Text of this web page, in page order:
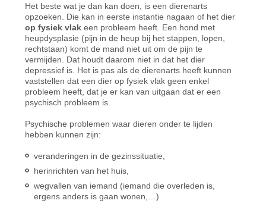
Het beste wat je dan kan doen, is een dierenarts
opzoeken. Die kan in eerste instantie nagaan of het dier
op fysiek vlak een probleem heeft. Een hond met
heupdysplasie (pijn in de heup bij het stappen, lopen,
rechtstaan) komt de mand niet uit om de pijn te
vermijden. Dat houdt daarom niet in dat het dier
depressief is. Het is pas als de dierenarts heeft kunnen
vaststellen dat een dier op fysiek vlak geen enkel
probleem heeft, dat je er kan van uitgaan dat er een
psychisch probleem is.
Psychische problemen waar dieren onder te lijden
hebben kunnen zijn:
veranderingen in de gezinssituatie,
herinrichten van het huis,
wegvallen van iemand (iemand die overleden is,
ergens anders is gaan wonen,…)